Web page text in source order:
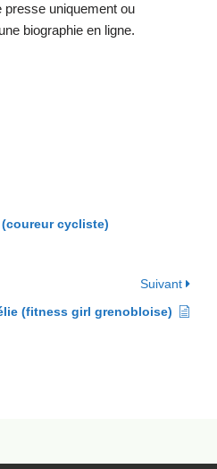
uniquement ou
biographie en ligne.
(coureur cycliste)
Suivant
(fitness girl grenobloise)